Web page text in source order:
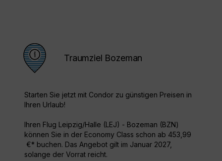
Traumziel Bozeman
Starten Sie jetzt mit Condor zu günstigen Preisen in
Ihren Urlaub!
Ihren Flug Leipzig/Halle (LEJ) - Bozeman (BZN)
können Sie in der Economy Class schon ab 453,99
€* buchen. Das Angebot gilt im Januar 2027,
solange der Vorrat reicht.